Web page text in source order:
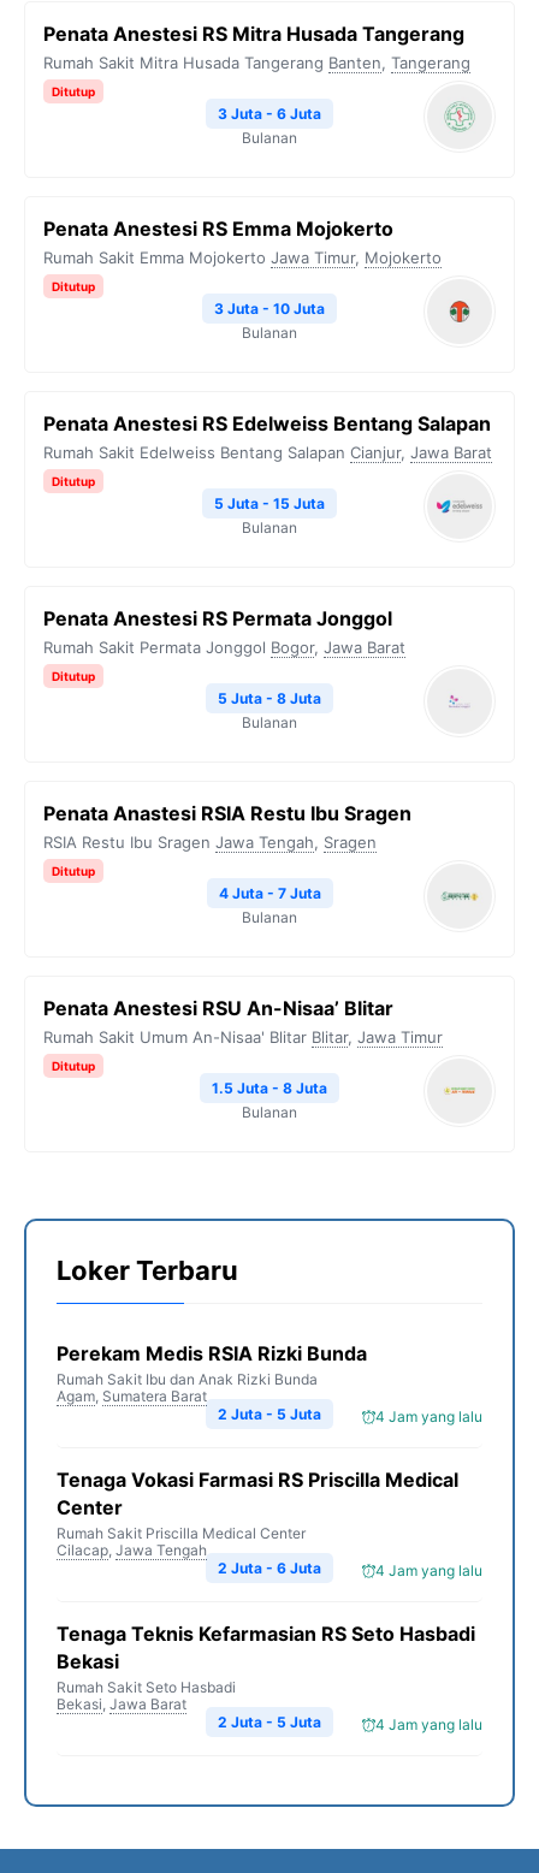
Penata Anestesi RS Mitra Husada Tangerang
Rumah Sakit Mitra Husada Tangerang Banten, Tangerang
Ditutup
3 Juta - 6 Juta
Bulanan
Penata Anestesi RS Emma Mojokerto
Rumah Sakit Emma Mojokerto Jawa Timur, Mojokerto
Ditutup
3 Juta - 10 Juta
Bulanan
⁠Penata Anestesi RS Edelweiss Bentang Salapan
Rumah Sakit Edelweiss Bentang Salapan Cianjur, Jawa Barat
Ditutup
5 Juta - 15 Juta
Bulanan
Penata Anestesi RS Permata Jonggol
Rumah Sakit Permata Jonggol Bogor, Jawa Barat
Ditutup
5 Juta - 8 Juta
Bulanan
Penata Anastesi RSIA Restu Ibu Sragen
RSIA Restu Ibu Sragen Jawa Tengah, Sragen
Ditutup
4 Juta - 7 Juta
Bulanan
Penata Anestesi RSU An-Nisaa’ Blitar
Rumah Sakit Umum An-Nisaa' Blitar Blitar, Jawa Timur
Ditutup
1.5 Juta - 8 Juta
Bulanan
Loker Terbaru
Perekam Medis RSIA Rizki Bunda
Rumah Sakit Ibu dan Anak Rizki Bunda
Agam, Sumatera Barat
4 Jam yang lalu
2 Juta - 5 Juta
Tenaga Vokasi Farmasi RS Priscilla Medical
Center
Rumah Sakit Priscilla Medical Center
Cilacap, Jawa Tengah
4 Jam yang lalu
2 Juta - 6 Juta
Tenaga Teknis Kefarmasian RS Seto Hasbadi
Bekasi
Rumah Sakit Seto Hasbadi
Bekasi, Jawa Barat
4 Jam yang lalu
2 Juta - 5 Juta